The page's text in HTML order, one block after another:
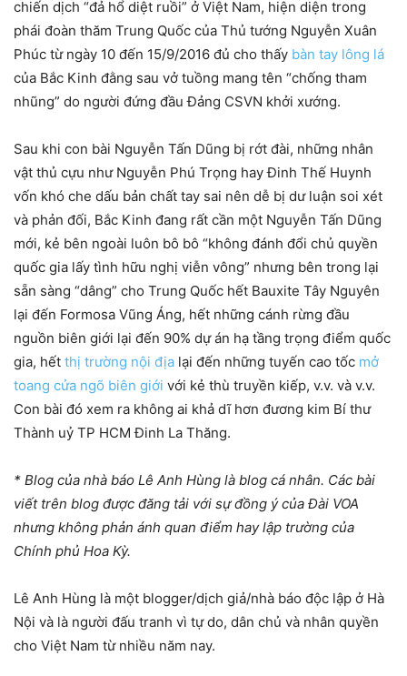
chiến dịch “đả hổ diệt ruồi” ở Việt Nam, hiện diện trong
phái đoàn thăm Trung Quốc của Thủ tướng Nguyễn Xuân
Phúc từ ngày 10 đến 15/9/2016 đủ cho thấy bàn tay lông lá
của Bắc Kinh đằng sau vở tuồng mang tên “chống tham
nhũng” do người đứng đầu Đảng CSVN khởi xướng.
Sau khi con bài Nguyễn Tấn Dũng bị rớt đài, những nhân
vật thủ cựu như Nguyễn Phú Trọng hay Đinh Thế Huynh
vốn khó che dấu bản chất tay sai nên dễ bị dư luận soi xét
và phản đối, Bắc Kinh đang rất cần một Nguyễn Tấn Dũng
mới, kẻ bên ngoài luôn bô bô “không đánh đổi chủ quyền
quốc gia lấy tình hữu nghị viễn vông” nhưng bên trong lại
sẵn sàng “dâng” cho Trung Quốc hết Bauxite Tây Nguyên
lại đến Formosa Vũng Áng, hết những cánh rừng đầu
nguồn biên giới lại đến 90% dự án hạ tầng trọng điểm quốc
gia, hết thị trường nội địa lại đến những tuyến cao tốc mở
toang cửa ngõ biên giới với kẻ thù truyền kiếp, v.v. và v.v.
Con bài đó xem ra không ai khả dĩ hơn đương kim Bí thư
Thành uỷ TP HCM Đinh La Thăng.
* Blog của nhà báo Lê Anh Hùng là blog cá nhân. Các bài
viết trên blog được đăng tải với sự đồng ý của Ðài VOA
nhưng không phản ánh quan điểm hay lập trường của
Chính phủ Hoa Kỳ.
Lê Anh Hùng là một blogger/dịch giả/nhà báo độc lập ở Hà
Nội và là người đấu tranh vì tự do, dân chủ và nhân quyền
cho Việt Nam từ nhiều năm nay.